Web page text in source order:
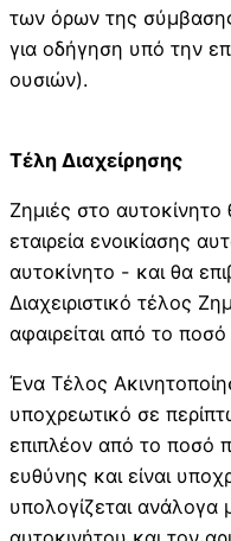
των όρων της
για οδήγηση υπό την
ουσιών).
Τέλη Διαχείρησης
Ζημιές στο
εταιρεία ενοικίασης
αυτοκίνητο - και θα
Διαχειριστικό τέλος
αφαιρείται από το
Ένα Τέλος
υποχρεωτικό σε
επιπλέον από το ποσό
ευθύνης και είναι
υπολογίζεται ανάλογα